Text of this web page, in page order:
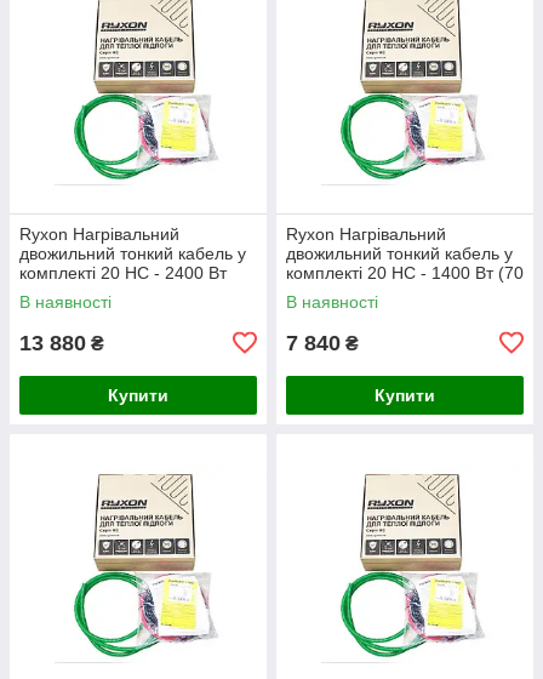
Ryxon Нагрівальний
двожильний тонкий кабель у
комплекті 20 HC - 2400 Вт
(120 м)
В наявності
13 880 ₴
Купити
Ryxon Нагрівальний
двожильний тонкий кабель у
комплекті 20 HC - 1400 Вт (70
м)
В наявності
7 840 ₴
Купити